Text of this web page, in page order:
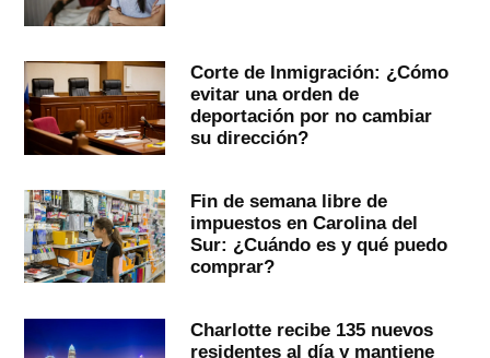
Corte de Inmigración: ¿Cómo
evitar una orden de
deportación por no cambiar
su dirección?
Fin de semana libre de
impuestos en Carolina del
Sur: ¿Cuándo es y qué puedo
comprar?
Charlotte recibe 135 nuevos
residentes al día y mantiene